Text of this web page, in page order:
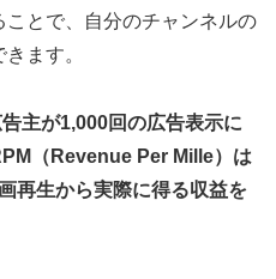
とで、自分のチャンネルの
ます。
主が1,000回の広告表示に
（Revenue Per Mille）は
再生から実際に得る収益を